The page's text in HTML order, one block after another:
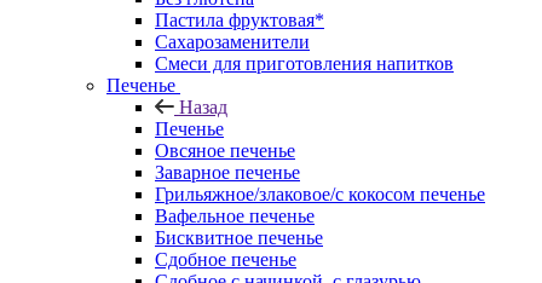
Пастила фруктовая*
Сахарозаменители
Смеси для приготовления напитков
Печенье
Назад
Печенье
Овсяное печенье
Заварное печенье
Грильяжное/злаковое/с кокосом печенье
Вафельное печенье
Бисквитное печенье
Сдобное печенье